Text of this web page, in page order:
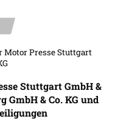
Motor Presse Stuttgart
Stuttgart GmbH &
GmbH & Co. KG und